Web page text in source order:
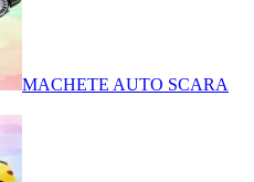
MACHETE AUTO SCARA